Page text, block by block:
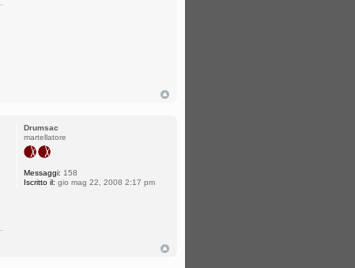
Drumsac
martellatore
Messaggi: 158
Iscritto il: gio mag 22, 2008 2:17 pm